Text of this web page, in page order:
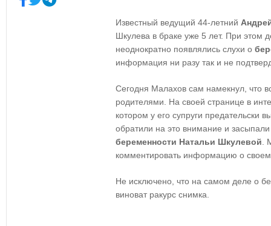
Известный ведущий 44-летний
Шкулева в браке уже 5 лет. При этом
неоднократно появлялись слухи о
информация ни разу так и не
Сегодня Малахов сам намекнул, что
родителями. На своей странице в
котором у его супруги предательски
обратили на это внимание и
беременности Натальи Шкулевой .
комментировать информацию о
Не исключено, что на самом деле о
виноват ракурс снимка.